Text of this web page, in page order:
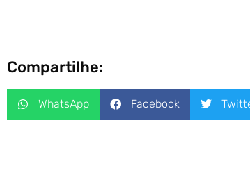
Compartilhe:
WhatsApp Facebook